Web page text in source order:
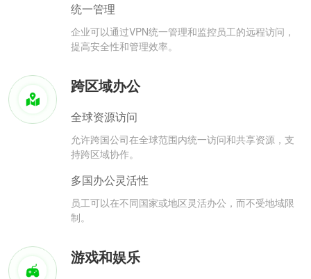
统一管理
企业可以通过VPN统一管理和监控员工的远程访问，
提高安全性和管理效率。
跨区域办公
全球资源访问
允许跨国公司在全球范围内统一访问和共享资源，支
持跨区域协作。
多国办公灵活性
员工可以在不同国家或地区灵活办公，而不受地域限
制。
游戏和娱乐